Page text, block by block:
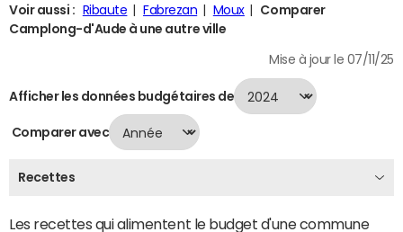
Voir aussi : Ribaute Fabrezan Moux
Comparer
Camplong-d'Aude à une autre ville
Mise à jour le 07/11/25
Afficher les données budgétaires de
Comparer avec
Recettes
Les recettes qui alimentent le budget d'une commune